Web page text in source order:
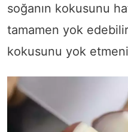
soğanın kokusunu
tamamen yok
kokusunu yok